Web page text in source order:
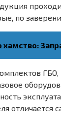
по
хамство: